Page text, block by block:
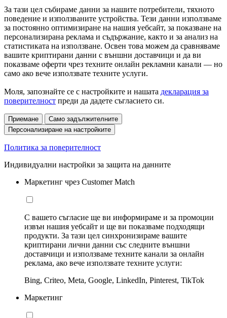
За тази цел събираме данни за нашите потребители, тяхното
поведение и използваните устройства. Тези данни използваме
за постоянно оптимизиране на нашия уебсайт, за показване на
персонализирана реклама и съдържание, както и за анализ на
статистиката на използване. Освен това можем да сравняваме
вашите криптирани данни с външни доставчици и да ви
показваме оферти чрез техните онлайн рекламни канали — но
само ако вече използвате техните услуги.
Моля, запознайте се с настройките и нашата декларация за
поверителност преди да дадете съгласието си.
Приемане
Само задължителните
Персонализиране на настройките
Политика за поверителност
Индивидуални настройки за защита на данните
Маркетинг чрез Customer Match
С вашето съгласие ще ви информираме и за промоции
извън нашия уебсайт и ще ви показваме подходящи
продукти. За тази цел синхронизираме вашите
криптирани лични данни със следните външни
доставчици и използваме техните канали за онлайн
реклама, ако вече използвате техните услуги:
Bing, Criteo, Meta, Google, LinkedIn, Pinterest, TikTok
Маркетинг